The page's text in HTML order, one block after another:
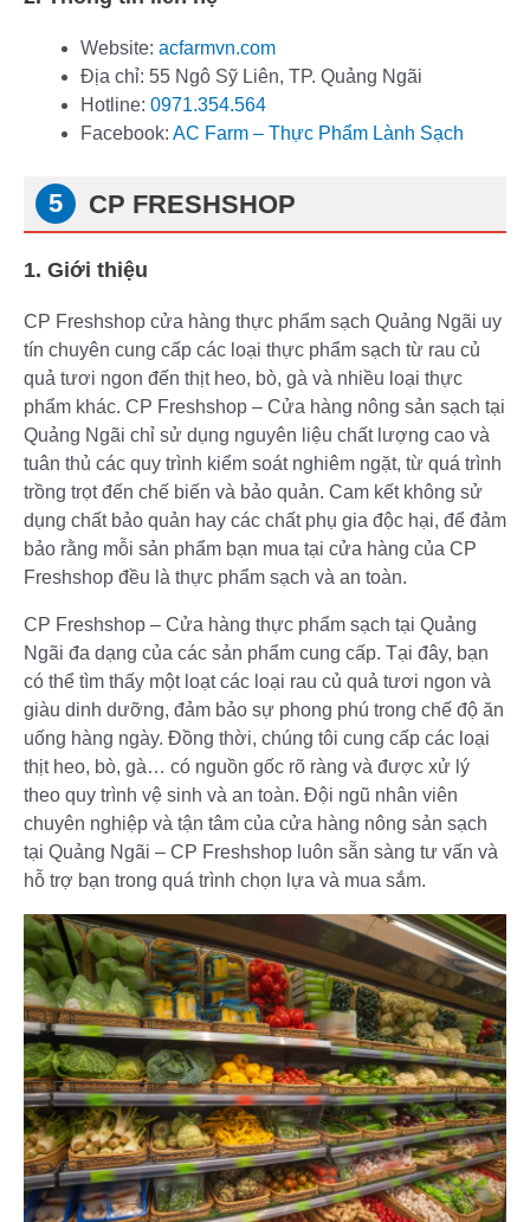
Website: acfarmvn.com
Địa chỉ: 55 Ngô Sỹ Liên, TP. Quảng Ngãi
Hotline: 0971.354.564
Facebook: AC Farm – Thực Phẩm Lành Sạch
CP FRESHSHOP
1. Giới thiệu
CP Freshshop cửa hàng thực phẩm sạch Quảng Ngãi uy
tín chuyên cung cấp các loại thực phẩm sạch từ rau củ
quả tươi ngon đến thịt heo, bò, gà và nhiều loại thực
phẩm khác. CP Freshshop – Cửa hàng nông sản sạch tại
Quảng Ngãi chỉ sử dụng nguyên liệu chất lượng cao và
tuân thủ các quy trình kiểm soát nghiêm ngặt, từ quá trình
trồng trọt đến chế biến và bảo quản. Cam kết không sử
dụng chất bảo quản hay các chất phụ gia độc hại, để đảm
bảo rằng mỗi sản phẩm bạn mua tại cửa hàng của CP
Freshshop đều là thực phẩm sạch và an toàn.
CP Freshshop – Cửa hàng thực phẩm sạch tại Quảng
Ngãi đa dạng của các sản phẩm cung cấp. Tại đây, bạn
có thể tìm thấy một loạt các loại rau củ quả tươi ngon và
giàu dinh dưỡng, đảm bảo sự phong phú trong chế độ ăn
uống hàng ngày. Đồng thời, chúng tôi cung cấp các loại
thịt heo, bò, gà… có nguồn gốc rõ ràng và được xử lý
theo quy trình vệ sinh và an toàn. Đội ngũ nhân viên
chuyên nghiệp và tận tâm của cửa hàng nông sản sạch
tại Quảng Ngãi – CP Freshshop luôn sẵn sàng tư vấn và
hỗ trợ bạn trong quá trình chọn lựa và mua sắm.